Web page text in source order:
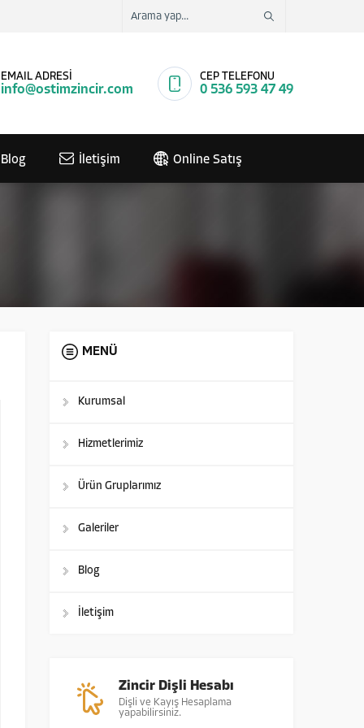
EMAIL ADRESİ
info@ostimzincir.com
CEP TELEFONU
0 536 593 47 49
Blog İletişim Online Satış
MENÜ
Kurumsal
Hizmetlerimiz
Ürün Gruplarımız
Galeriler
Blog
İletişim
Zincir Dişli Hesabı
Dişli ve Kayış Hesaplama
yapabilirsiniz.